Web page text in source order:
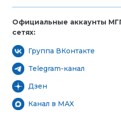
Официальные аккаунты
сетях:
Группа ВКонтакте
Telegram-канал
Дзен
Канал в MAX